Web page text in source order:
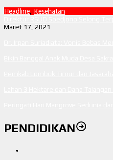
Headline, Kesehatan
Maret 17, 2021
PENDIDIKAN